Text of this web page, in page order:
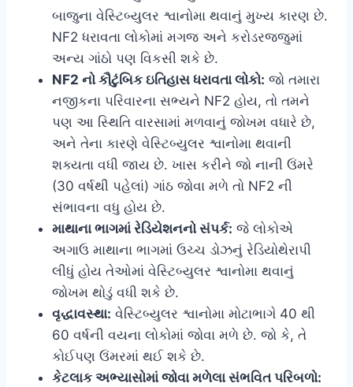
બાજુના વેસ્ટિબ્યુલર શ્વાનોમા થવાનું મુખ્ય કારણ છે.
NF2 ધરાવતા લોકોમાં મગજ અને કરોડરજ્જુમાં
અન્ય ગાંઠો પણ વિકસી શકે છે.
NF2 નો કૌટુંબિક ઇતિહાસ ધરાવતા લોકો: જો તમારા
નજીકના પરિવારના સભ્યને NF2 હોય, તો તમને
પણ આ સ્થિતિ વારસામાં મળવાનું જોખમ વધારે છે,
અને તેના કારણે વેસ્ટિબ્યુલર શ્વાનોમા થવાની
શક્યતા વધી જાય છે. ખાસ કરીને જો નાની ઉંમરે
(30 વર્ષથી પહેલાં) ગાંઠ જોવા મળે તો NF2 ની
સંભાવના વધુ હોય છે.
માથાના ભાગમાં રેડિયેશનનો સંપર્ક: જે લોકોએ
અગાઉ માથાના ભાગમાં ઉચ્ચ ડોઝનું રેડિયોથેરાપી
લીધું હોય તેઓમાં વેસ્ટિબ્યુલર શ્વાનોમા થવાનું
જોખમ થોડું વધી શકે છે.
વૃદ્ધાવસ્થા: વેસ્ટિબ્યુલર શ્વાનોમા મોટાભાગે 40 થી
60 વર્ષની વયના લોકોમાં જોવા મળે છે. જો કે, તે
કોઈપણ ઉંમરમાં થઈ શકે છે.
કેટલાક અભ્યાસોમાં જોવા મળેલા સંભવિત પરિબળો: